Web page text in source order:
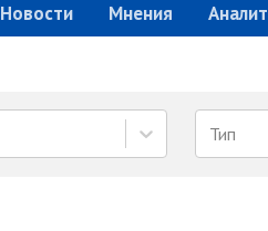
Новости Мнения
Тип